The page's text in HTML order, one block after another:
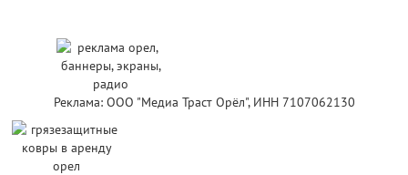
Реклама: ООО "Медиа Траст Орёл", ИНН 7107062130